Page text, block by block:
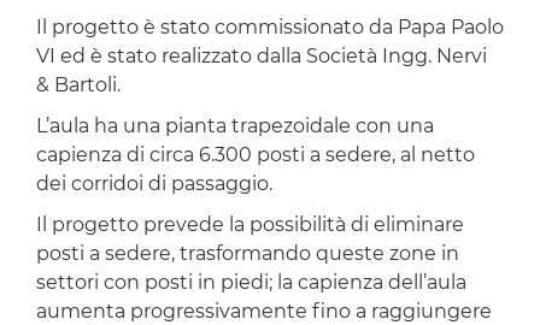
Il progetto è stato commissionato da Papa Paolo
VI ed è stato realizzato dalla Società Ingg. Nervi
& Bartoli.
L’aula ha una pianta trapezoidale con una
capienza di circa 6.300 posti a sedere, al netto
dei corridoi di passaggio.
Il progetto prevede la possibilità di eliminare
posti a sedere, trasformando queste zone in
settori con posti in piedi; la capienza dell’aula
aumenta progressivamente fino a raggiungere